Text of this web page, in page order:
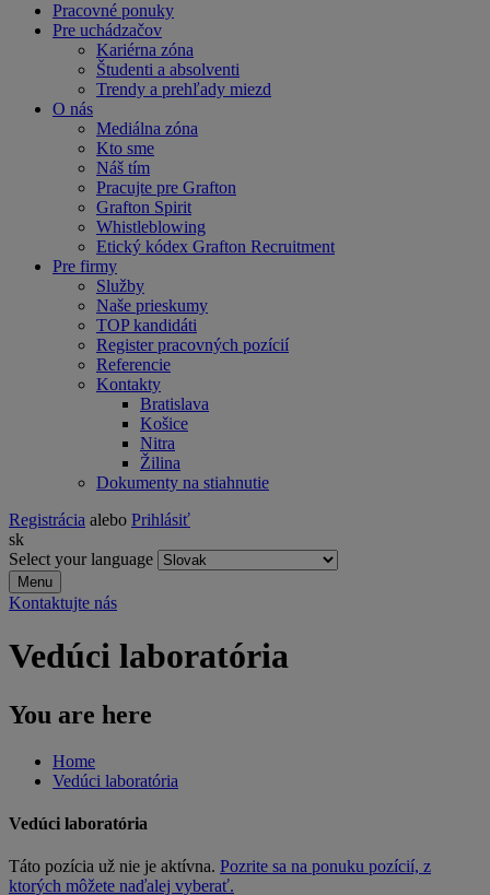
Pracovné ponuky
Pre uchádzačov
Kariérna zóna
Študenti a absolventi
Trendy a prehľady miezd
O nás
Mediálna zóna
Kto sme
Náš tím
Pracujte pre Grafton
Grafton Spirit
Whistleblowing
Etický kódex Grafton Recruitment
Pre firmy
Služby
Naše prieskumy
TOP kandidáti
Register pracovných pozícií
Referencie
Kontakty
Bratislava
Košice
Nitra
Žilina
Dokumenty na stiahnutie
Registrácia alebo Prihlásiť
sk
Select your language
Menu
Kontaktujte nás
Vedúci laboratória
You are here
Home
Vedúci laboratória
Vedúci laboratória
Táto pozícia už nie je aktívna. Pozrite sa na ponuku pozícií, z
ktorých môžete naďalej vyberať.